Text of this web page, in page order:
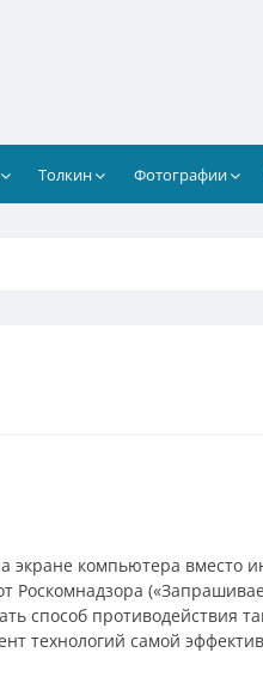
Толкин Фотографии
экране компьютера
Роскомнадзора
способ противодействия
технологий самой